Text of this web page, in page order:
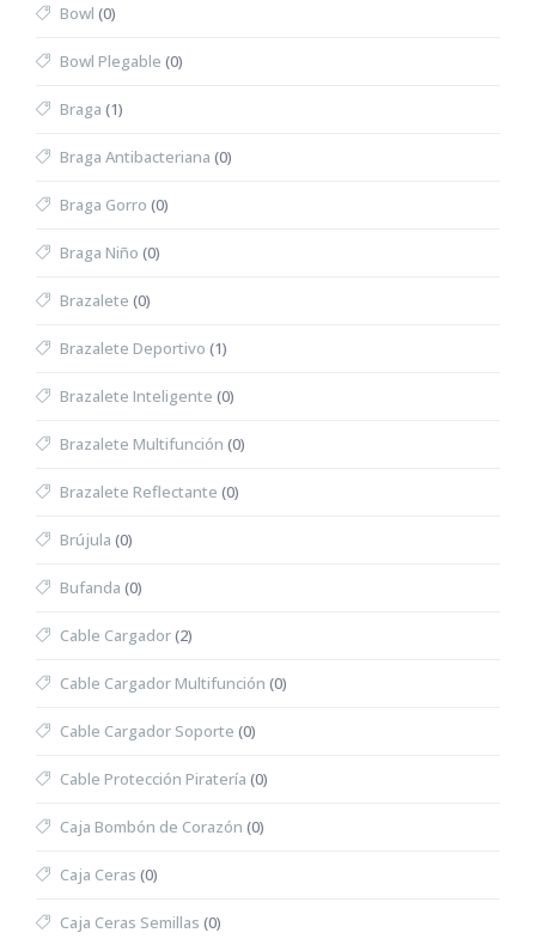
Bowl (0)
Bowl Plegable (0)
Braga (1)
Braga Antibacteriana (0)
Braga Gorro (0)
Braga Niño (0)
Brazalete (0)
Brazalete Deportivo (1)
Brazalete Inteligente (0)
Brazalete Multifunción (0)
Brazalete Reflectante (0)
Brújula (0)
Bufanda (0)
Cable Cargador(2)
Cable Cargador Multifunción (0)
Cable Cargador Soporte (0)
Cable Protección Piratería (0)
Caja Bombón de Corazón (0)
Caja Ceras (0)
Caja Ceras Semillas (0)